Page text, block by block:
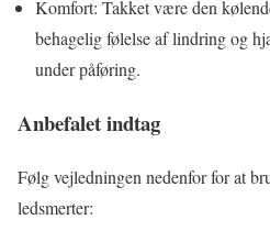
Komfort: Takket være den
behagelig følelse af lindring og
under påføring.
Anbefalet indtag
Følg vejledningen nedenfor for at
ledsmerter: